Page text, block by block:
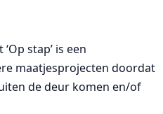
stap’ is een
maatjesprojecten doordat
de deur komen en/of